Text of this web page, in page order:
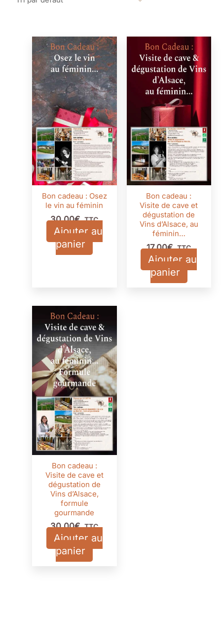
Bon cadeau : Osez
le vin au féminin
30,00€ TTC
Ajouter au
panier
Bon cadeau :
Visite de cave et
dégustation de
Vins d’Alsace, au
féminin…
17,00€ TTC
Ajouter au
panier
Bon cadeau :
Visite de cave et
dégustation de
Vins d’Alsace,
formule
gourmande
30,00€ TTC
Ajouter au
panier